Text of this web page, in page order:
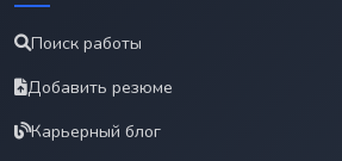
Поиск работы
Добавить резюме
Карьерный блог